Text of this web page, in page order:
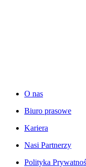
O nas
Biuro prasowe
Kariera
Nasi Partnerzy
Polityka